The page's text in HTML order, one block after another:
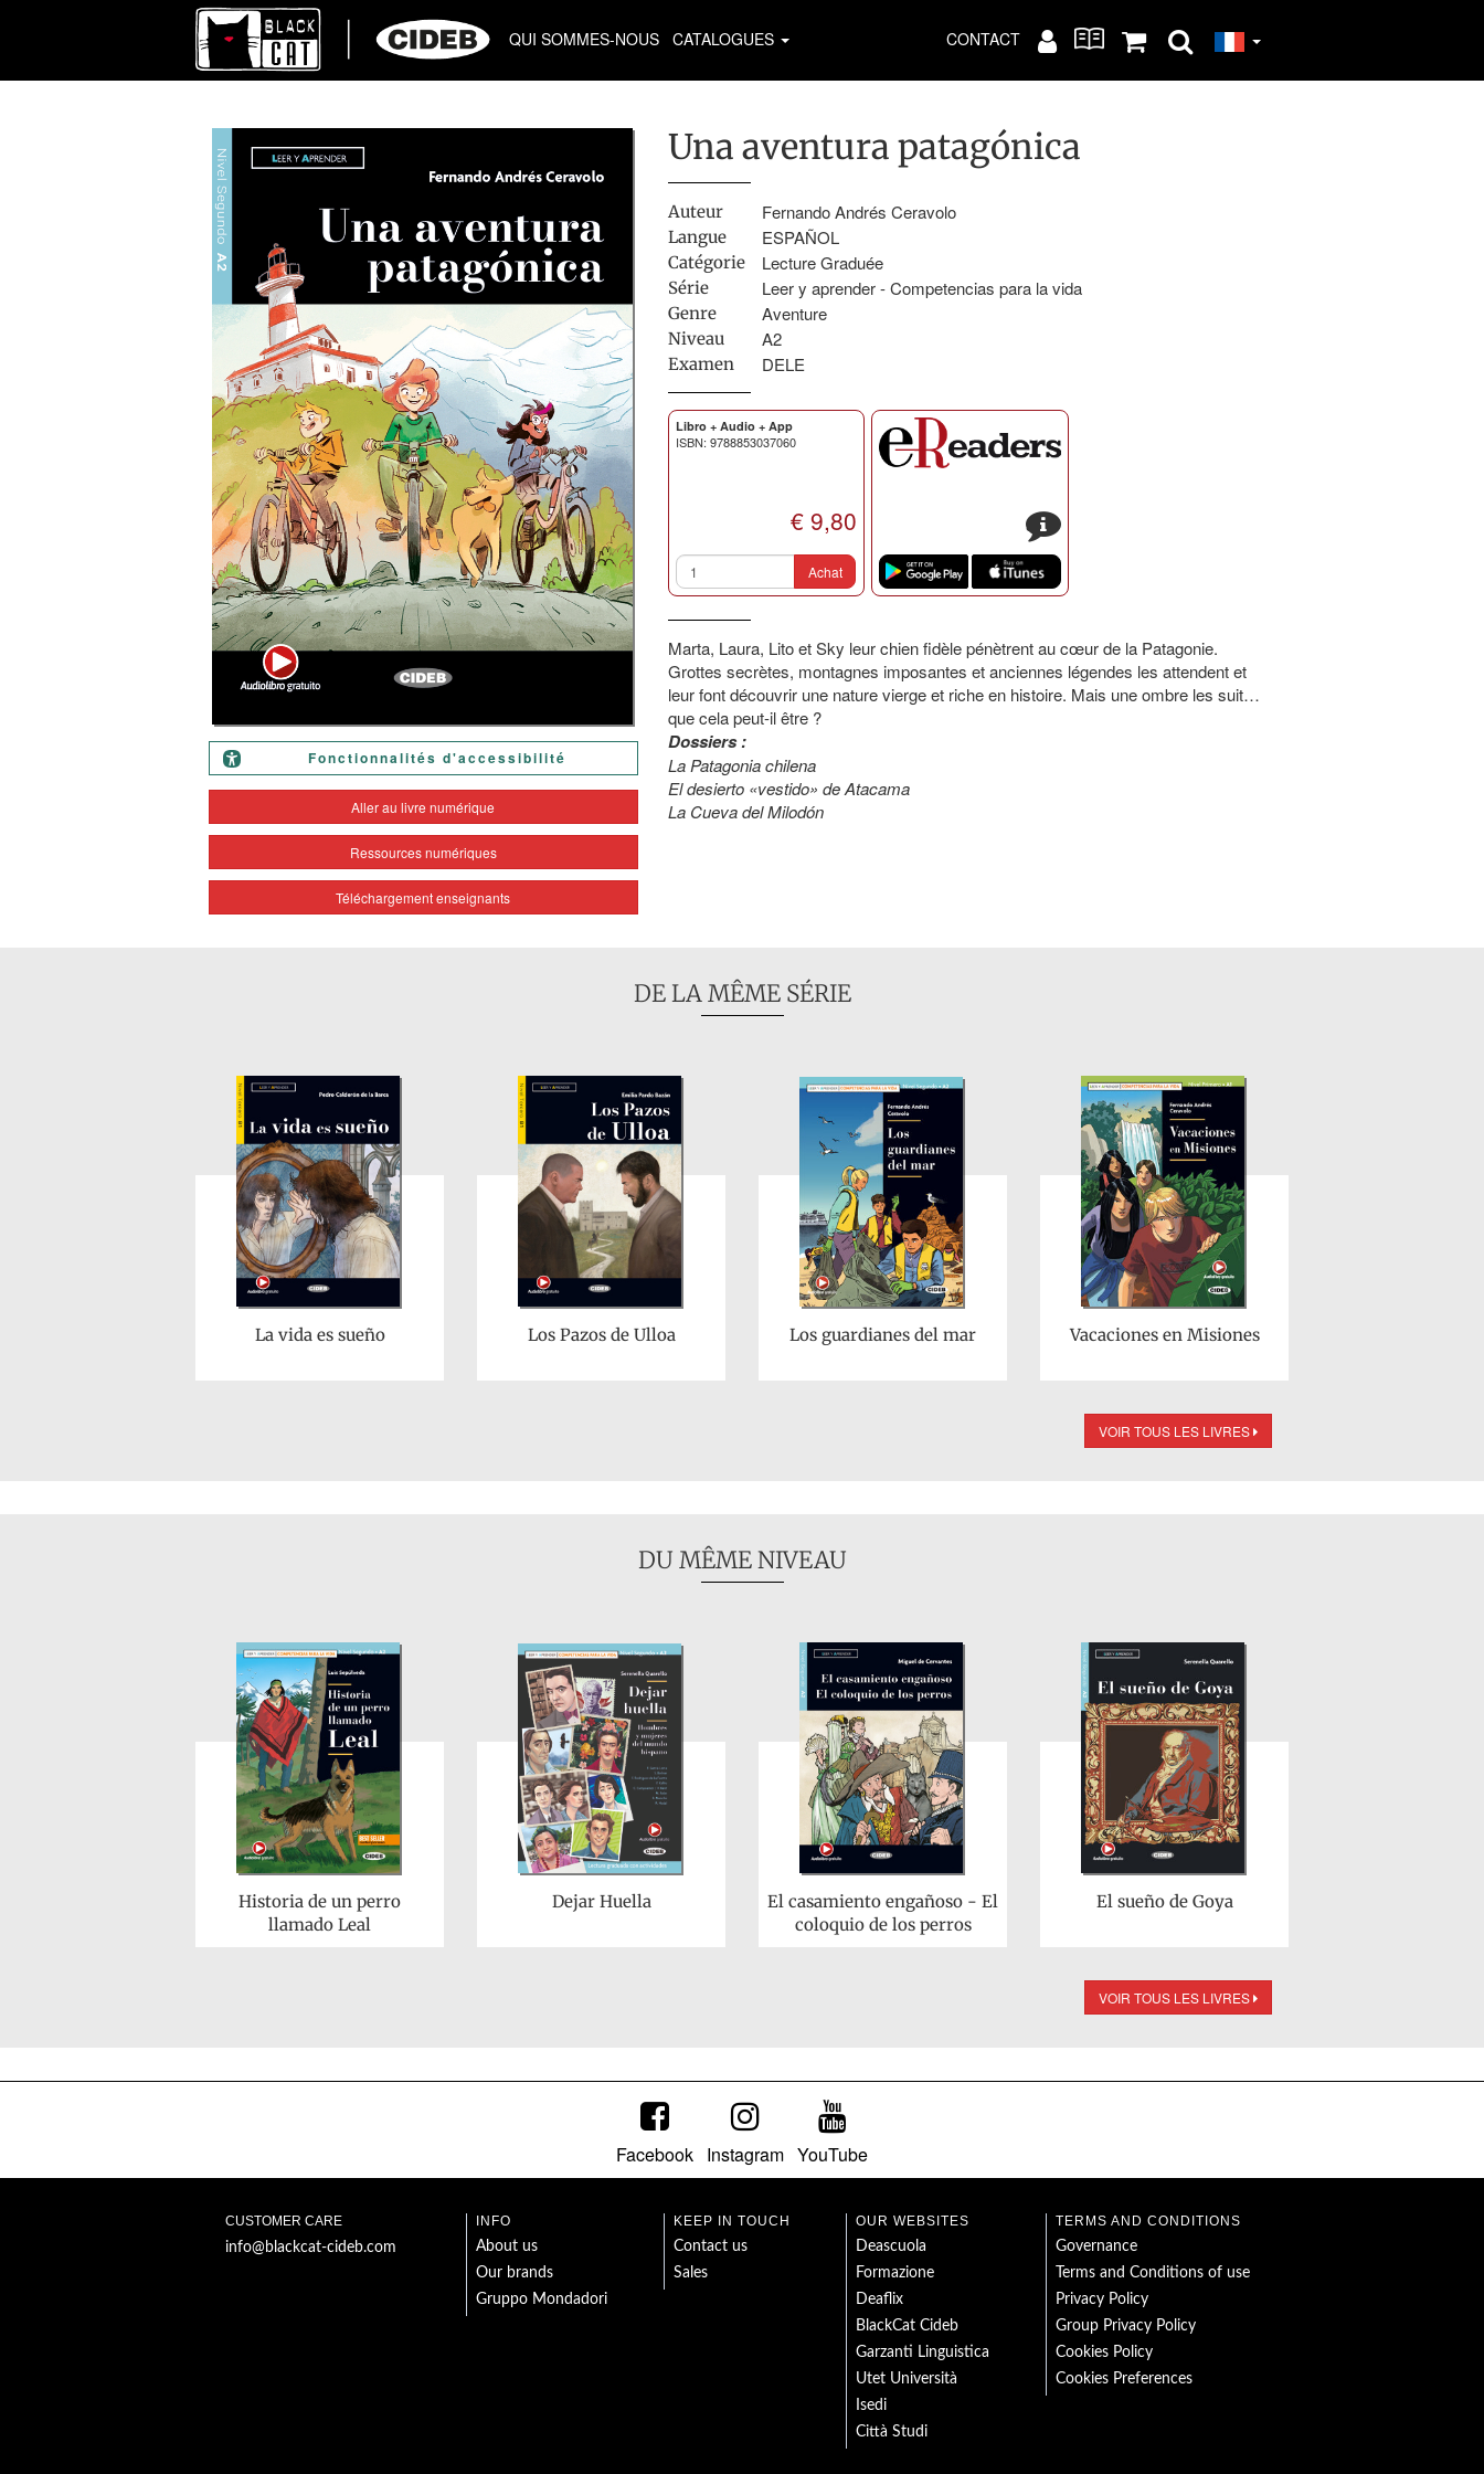
QUI SOMMES-NOUS CATALOGUES CONTACT
Fonctionnalités d'accessibilité
Aller au livre numérique
Ressources numériques
Téléchargement enseignants
Una aventura patagónica
Auteur Fernando Andrés Ceravolo
Langue ESPAÑOL
Catégorie Lecture Graduée
Série Leer y aprender - Competencias para la vida
Genre Aventure
Niveau A2
Examen DELE
Libro + Audio + App
ISBN: 9788853037060
€ 9,80
Achat
s
Marta, Laura, Lito et Sky leur chien fidèle pénètrent au cœur de la Patagonie.
Grottes secrètes, montagnes imposantes et anciennes légendes les attendent et
leur font découvrir une nature vierge et riche en histoire. Mais une ombre les suit…
que cela peut-il être ?
Dossiers :
La Patagonia chilena
El desierto «vestido» de Atacama
La Cueva del Milodón
DE LA MÊME SÉRIE
La vida es sueño Los Pazos de Ulloa Los guardianes del mar Vacaciones en Misiones
VOIR TOUS LES LIVRES
DU MÊME NIVEAU
Historia de un perro
llamado Leal
Dejar Huella
El casamiento engañoso - El
coloquio de los perros
El sueño de Goya
VOIR TOUS LES LIVRES
Facebook Instagram YouTube